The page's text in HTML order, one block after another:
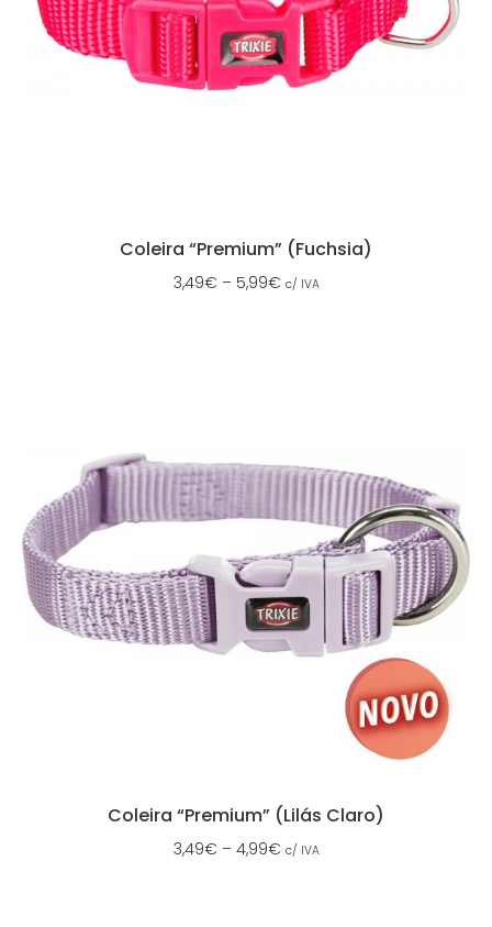
Coleira “Premium” (Fuchsia)
3,49€ – 5,99€ c/ IVA
Coleira “Premium” (Lilás Claro)
3,49€ – 4,99€ c/ IVA